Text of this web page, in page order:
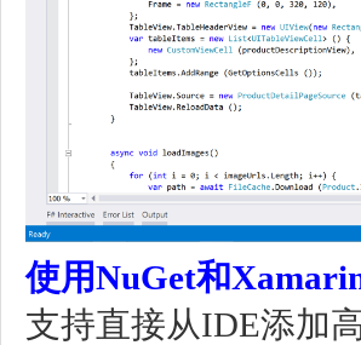
使用NuGet和
支持直接从IDE添加